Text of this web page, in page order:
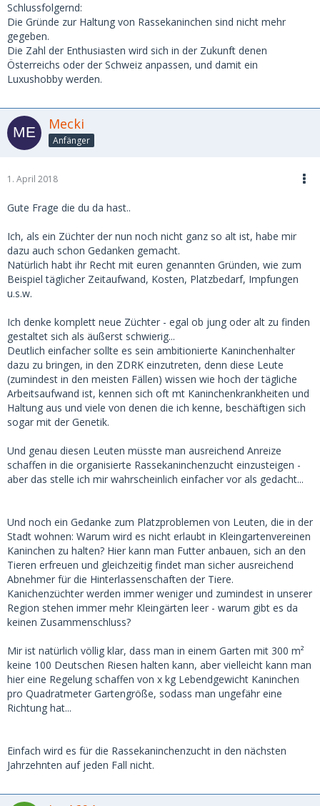
Schlussfolgernd:
Die Gründe zur Haltung von Rassekaninchen sind nicht mehr
gegeben.
Die Zahl der Enthusiasten wird sich in der Zukunft denen
Österreichs oder der Schweiz anpassen, und damit ein
Luxushobby werden.
Mecki
Anfänger
1. April 2018
Gute Frage die du da hast..
Ich, als ein Züchter der nun noch nicht ganz so alt ist, habe mir
dazu auch schon Gedanken gemacht.
Natürlich habt ihr Recht mit euren genannten Gründen, wie zum
Beispiel täglicher Zeitaufwand, Kosten, Platzbedarf, Impfungen
u.s.w.
Ich denke komplett neue Züchter - egal ob jung oder alt zu finden
gestaltet sich als äußerst schwierig...
Deutlich einfacher sollte es sein ambitionierte Kaninchenhalter
dazu zu bringen, in den ZDRK einzutreten, denn diese Leute
(zumindest in den meisten Fällen) wissen wie hoch der tägliche
Arbeitsaufwand ist, kennen sich oft mt Kaninchenkrankheiten und
Haltung aus und viele von denen die ich kenne, beschäftigen sich
sogar mit der Genetik.
Und genau diesen Leuten müsste man ausreichend Anreize
schaffen in die organisierte Rassekaninchenzucht einzusteigen -
aber das stelle ich mir wahrscheinlich einfacher vor als gedacht...
Und noch ein Gedanke zum Platzproblemen von Leuten, die in der
Stadt wohnen: Warum wird es nicht erlaubt in Kleingartenvereinen
Kaninchen zu halten? Hier kann man Futter anbauen, sich an den
Tieren erfreuen und gleichzeitig findet man sicher ausreichend
Abnehmer für die Hinterlassenschaften der Tiere.
Kanichenzüchter werden immer weniger und zumindest in unserer
Region stehen immer mehr Kleingärten leer - warum gibt es da
keinen Zusammenschluss?
Mir ist natürlich völlig klar, dass man in einem Garten mit 300 m²
keine 100 Deutschen Riesen halten kann, aber vielleicht kann man
hier eine Regelung schaffen von x kg Lebendgewicht Kaninchen
pro Quadratmeter Gartengröße, sodass man ungefähr eine
Richtung hat...
Einfach wird es für die Rassekaninchenzucht in den nächsten
Jahrzehnten auf jeden Fall nicht.